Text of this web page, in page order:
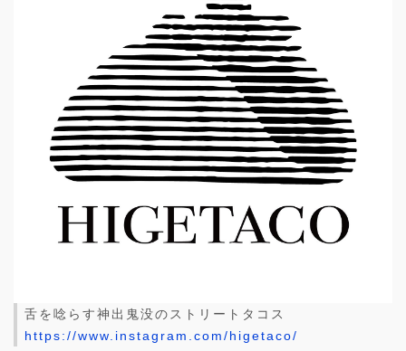
舌を唸らす神出鬼没のストリートタコス
https://www.instagram.com/higetaco/